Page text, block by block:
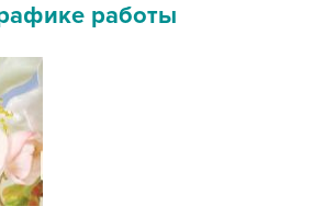
работы